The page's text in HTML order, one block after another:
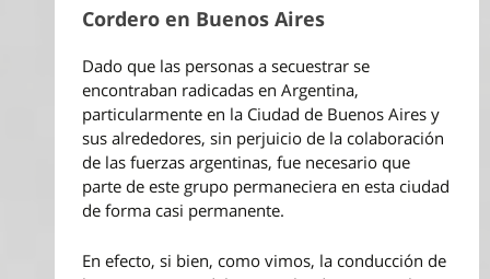
Cordero en Buenos Aires
Dado que las personas a secuestrar se
encontraban radicadas en Argentina,
particularmente en la Ciudad de Buenos Aires y
sus alrededores, sin perjuicio de la colaboración
de las fuerzas argentinas, fue necesario que
parte de este grupo permaneciera en esta ciudad
de forma casi permanente.
En efecto, si bien, como vimos, la conducción de